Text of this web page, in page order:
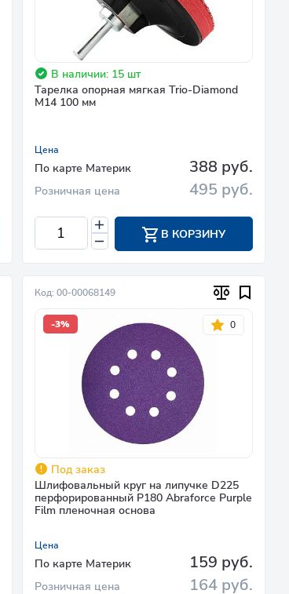
В наличии: 15 шт
Тарелка опорная мягкая Trio-Diamond
М14 100 мм
Цена
По карте Материк 388 руб.
Розничная цена 495 руб.
В КОРЗИНУ
Код: 00-00068149
-3% 0
Под заказ
Шлифовальный круг на липучке D225
перфорированный P180 Abraforce Purple
Film пленочная основа
Цена
По карте Материк 159 руб.
Розничная цена 164 руб.